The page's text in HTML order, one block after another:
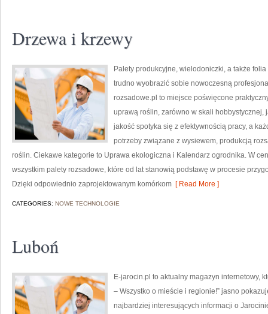
Drzewa i krzewy
Palety produkcyjne, wielodoniczki, a także
trudno wyobrazić sobie nowoczesną
rozsadowe.pl to miejsce poświęcone
uprawą roślin, zarówno w skali hobbystycznej,
jakość spotyka się z efektywnością pracy, a
potrzeby związane z wysiewem, produkcją
roślin. Ciekawe kategorie to Uprawa ekologiczna i Kalendarz ogrodnika. W
wszystkim palety rozsadowe, które od lat stanowią podstawę w procesie
Dzięki odpowiednio zaprojektowanym komórkom [ Read More ]
CATEGORIES: NOWE TECHNOLOGIE
Luboń
E-jarocin.pl to aktualny magazyn internetowy,
– Wszystko o mieście i regionie!” jasno
najbardziej interesujących informacji o